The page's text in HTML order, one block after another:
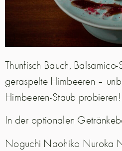
Thunfisch Bauch, Balsamico-
geraspelte Himbeeren –
Himbeeren-Staub probieren!
In der optionalen
Noguchi Naohiko Nuroka